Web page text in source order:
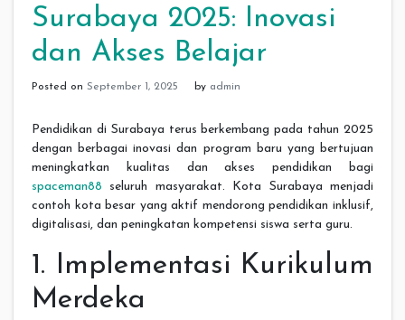
Surabaya 2025: Inovasi
dan Akses Belajar
Posted on September 1, 2025 by admin
Pendidikan di Surabaya terus berkembang pada tahun 2025
dengan berbagai inovasi dan program baru yang bertujuan
meningkatkan kualitas dan akses pendidikan bagi
spaceman88 seluruh masyarakat. Kota Surabaya menjadi
contoh kota besar yang aktif mendorong pendidikan inklusif,
digitalisasi, dan peningkatan kompetensi siswa serta guru.
1. Implementasi Kurikulum
Merdeka